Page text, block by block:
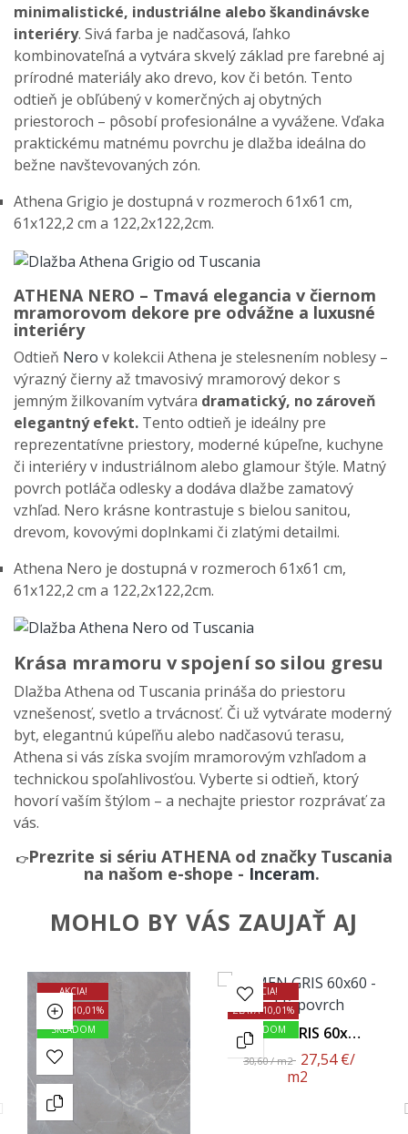
minimalistické, industriálne alebo škandinávske
interiéry. Sivá farba je nadčasová, ľahko
kombinovateľná a vytvára skvelý základ pre farebné aj
prírodné materiály ako drevo, kov či betón. Tento
odtieň je obľúbený v komerčných aj obytných
priestoroch – pôsobí profesionálne a vyvážene. Vďaka
praktickému matnému povrchu je dlažba ideálna do
bežne navštevovaných zón.
Athena Grigio je dostupná v rozmeroch 61x61 cm,
61x122,2 cm a 122,2x122,2cm.
ATHENA NERO – Tmavá elegancia v čiernom
mramorovom dekore pre odvážne a luxusné
interiéry
Odtieň Nero v kolekcii Athena je stelesnením noblesy –
výrazný čierny až tmavosivý mramorový dekor s
jemným žilkovaním vytvára dramatický, no zároveň
elegantný efekt. Tento odtieň je ideálny pre
reprezentatívne priestory, moderné kúpeľne, kuchyne
či interiéry v industriálnom alebo glamour štýle. Matný
povrch potláča odlesky a dodáva dlažbe zamatový
vzhľad. Nero krásne kontrastuje s bielou sanitou,
drevom, kovovými doplnkami či zlatými detailmi.
Athena Nero je dostupná v rozmeroch 61x61 cm,
61x122,2 cm a 122,2x122,2cm.
Krása mramoru v spojení so silou gresu
Dlažba Athena od Tuscania prináša do priestoru
vznešenosť, svetlo a trvácnosť. Či už vytvárate moderný
byt, elegantnú kúpeľňu alebo nadčasovú terasu,
Athena si vás získa svojím mramorovým vzhľadom a
technickou spoľahlivosťou. Vyberte si odtieň, ktorý
hovorí vaším štýlom – a nechajte priestor rozprávať za
vás.
👉Prezrite si sériu ATHENA od značky Tuscania
na našom e-shope - Inceram.
MOHLO BY VÁS ZAUJAŤ AJ
AKCIA!
ZĽAVA 10,01%
SKLADOM
AKCIA!
ZĽAVA 10,01%
SKLADOM
YAMEN GRIS 60x60
- Lesklý Povrch
30,60 / m2 27,54 €/
m2